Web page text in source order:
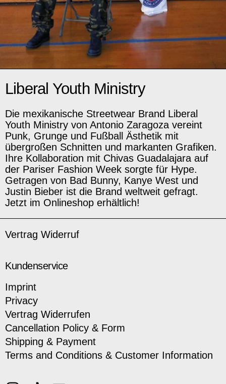
Liberal Youth Ministry
Die mexikanische Streetwear Brand Liberal
Youth Ministry von Antonio Zaragoza vereint
Punk, Grunge und Fußball Ästhetik mit
übergroßen Schnitten und markanten Grafiken.
Ihre Kollaboration mit Chivas Guadalajara auf
der Pariser Fashion Week sorgte für Hype.
Getragen von Bad Bunny, Kanye West und
Justin Bieber ist die Brand weltweit gefragt.
Jetzt im Onlineshop erhältlich!
Vertrag Widerruf
Kundenservice
Imprint
Privacy
Vertrag Widerrufen
Cancellation Policy & Form
Shipping & Payment
Terms and Conditions & Customer Information